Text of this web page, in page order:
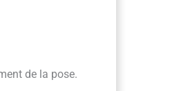
de la pose.